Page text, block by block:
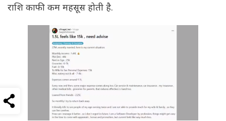
राशि काफी कम महसूस होती है.